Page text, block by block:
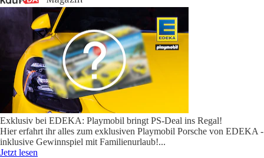
Exklusiv bei EDEKA: Playmobil bringt PS-Deal ins Regal!
Hier erfahrt ihr alles zum exklusiven Playmobil Porsche von EDEKA -
inklusive Gewinnspiel mit Familienurlaub!...
Jetzt lesen